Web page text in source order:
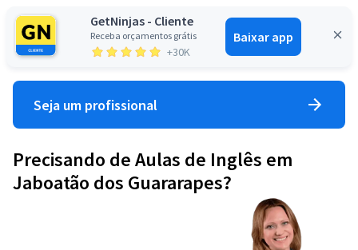
GetNinjas - Cliente
Receba orçamentos grátis
+30K
Baixar app
Entrar
Seja um profissional
Precisando de Aulas de Inglês em
Jaboatão dos Guararapes?